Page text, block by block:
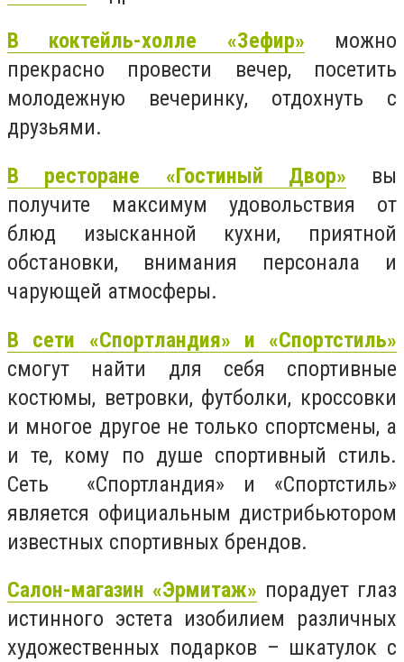
В коктейль-холле «Зефир» можно
прекрасно провести вечер, посетить
молодежную вечеринку, отдохнуть с
друзьями.
В ресторане «Гостиный Двор» вы
получите максимум удовольствия от
блюд изысканной кухни, приятной
обстановки, внимания персонала и
чарующей атмосферы.
В сети «Спортландия» и «Спортстиль»
смогут найти для себя спортивные
костюмы, ветровки, футболки, кроссовки
и многое другое не только спортсмены, а
и те, кому по душе спортивный стиль.
Сеть «Спортландия» и «Спортстиль»
является официальным дистрибьютором
известных спортивных брендов.
Салон-магазин «Эрмитаж» порадует глаз
истинного эстета изобилием различных
художественных подарков – шкатулок с